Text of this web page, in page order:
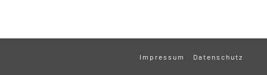
Impressum Datenschutz